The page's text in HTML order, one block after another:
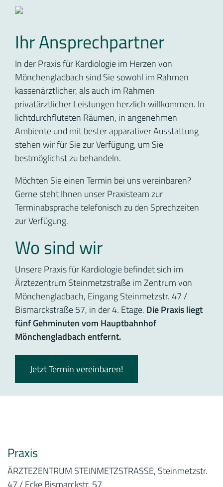
Ihr Ansprechpartner
In der Praxis für Kardiologie im Herzen von
Mönchengladbach sind Sie sowohl im Rahmen
kassenärztlicher, als auch im Rahmen
privatärztlicher Leistungen herzlich willkommen. In
lichtdurchfluteten Räumen, in angenehmen
Ambiente und mit bester apparativer Ausstattung
stehen wir für Sie zur Verfügung, um Sie
bestmöglichst zu behandeln.
Möchten Sie einen Termin bei uns vereinbaren?
Gerne steht Ihnen unser Praxisteam zur
Terminabsprache telefonisch zu den Sprechzeiten
zur Verfügung.
Wo sind wir
Unsere Praxis für Kardiologie befindet sich im
Ärztezentrum Steinmetzstraße im Zentrum von
Mönchengladbach, Eingang Steinmetzstr. 47 /
Bismarckstraße 57, in der 4. Etage. Die Praxis liegt
fünf Gehminuten vom Hauptbahnhof
Mönchengladbach entfernt.
Jetzt Termin vereinbaren!
Praxis
ÄRZTEZENTRUM STEINMETZSTRASSE, Steinmetzstr.
47 / Ecke Bismarckstr. 57